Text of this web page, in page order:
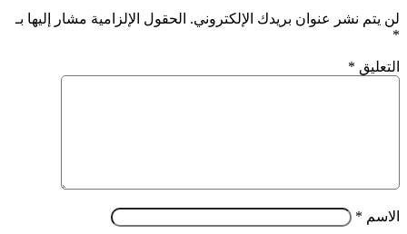
لن يتم نشر عنوان بريدك الإلكتروني. الحقول الإلزامية مشار إليها بـ
*
التعليق *
الاسم *